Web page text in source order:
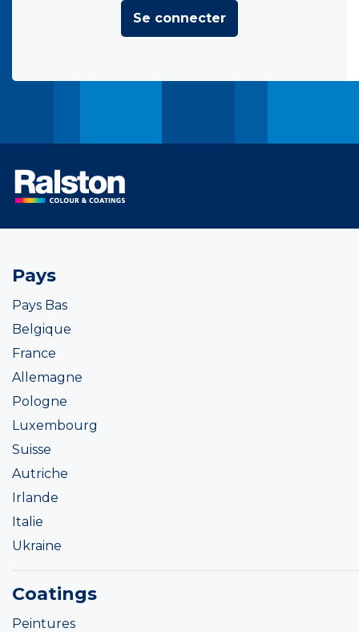
Se connecter
Pays
Pays Bas
Belgique
France
Allemagne
Pologne
Luxembourg
Suisse
Autriche
Irlande
Italie
Ukraine
Coatings
Peintures